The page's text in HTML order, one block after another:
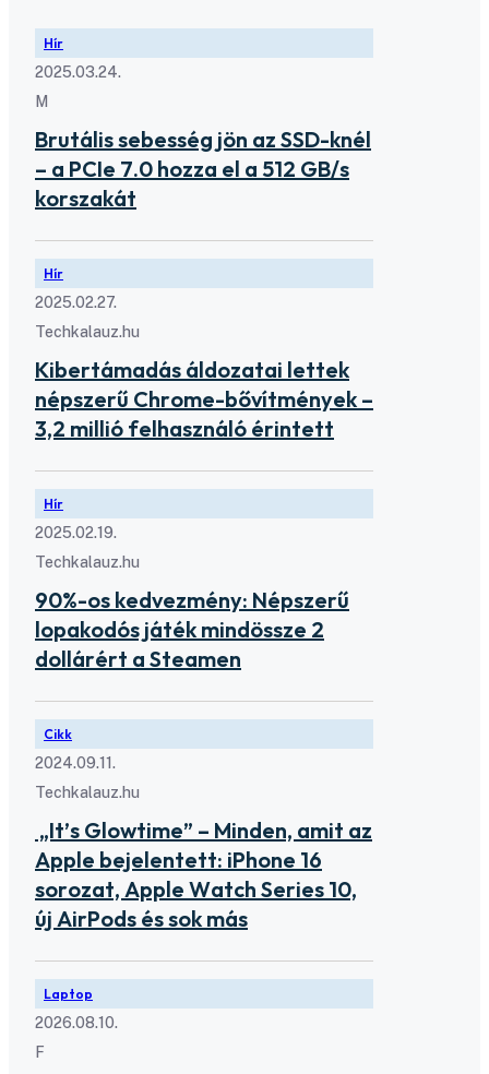
Hír
2025.03.24.
M
Brutális sebesség jön az SSD-knél
– a PCIe 7.0 hozza el a 512 GB/s
korszakát
Hír
2025.02.27.
Techkalauz.hu
Kibertámadás áldozatai lettek
népszerű Chrome-bővítmények –
3,2 millió felhasználó érintett
Hír
2025.02.19.
Techkalauz.hu
90%-os kedvezmény: Népszerű
lopakodós játék mindössze 2
dollárért a Steamen
Cikk
2024.09.11.
Techkalauz.hu
„It’s Glowtime” – Minden, amit az
Apple bejelentett: iPhone 16
sorozat, Apple Watch Series 10,
új AirPods és sok más
Laptop
2026.08.10.
F